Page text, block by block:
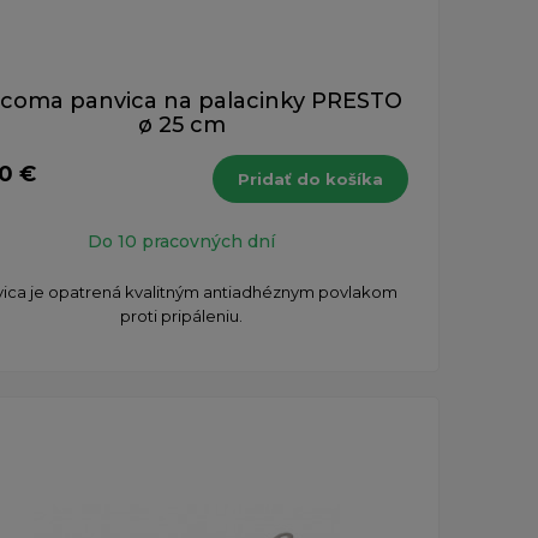
panvica na palacinky PRESTO
ø 25 cm
€
Pridať do košíka
Do 10 pracovných dní
je opatrená kvalitným antiadhéznym povlakom
proti pripáleniu.